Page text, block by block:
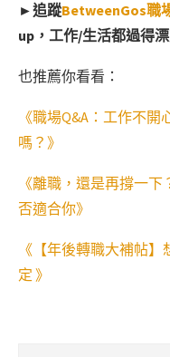
►追蹤BetweenGos職
up，工作/生活都過得漂
也推薦你看看：
《職場Q&A：工作不
嗎？》
《離職，還是再撐一
否適合你》
《【年後轉職大補帖
定 》